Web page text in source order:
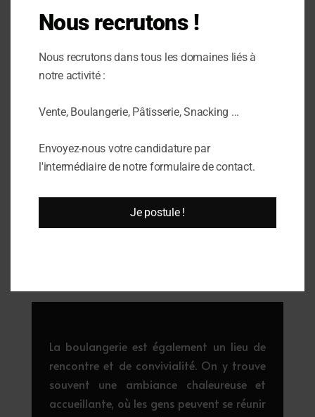
Pain aux noix
La boulangerie est également un lieu de
rencontre et de convivialité. On y trouve
souvent une ambiance chaleureuse et
accueillante, où les gens peuvent se réunir
Nous recrutons !
Nous recrutons dans tous les domaines liés à
notre activité :
Vente, Boulangerie, Pâtisserie, Snacking ...
Envoyez-nous votre candidature par
l'intermédiaire de notre formulaire de contact.
Je postule !